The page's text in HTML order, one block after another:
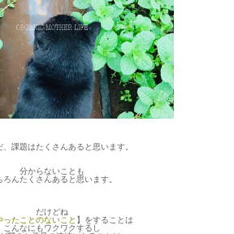
、課題はたくさんあると思います。
分からないことも
ろんたくさんあると思います。
だけどね
ったことのないこと 】をすることは
こんなにもワクワクするし